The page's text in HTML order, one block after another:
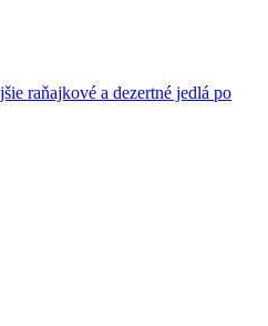
raňajkové a dezertné jedlá po